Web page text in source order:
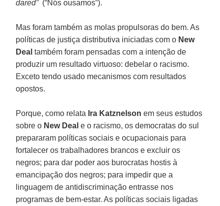
dared”(“Nós ousamos”).
Mas foram também as molas propulsoras do bem. As
políticas de justiça distributiva iniciadas com o New
Deal também foram pensadas com a intenção de
produzir um resultado virtuoso: debelar o racismo.
Exceto tendo usado mecanismos com resultados
opostos.
Porque, como relata Ira Katznelson em seus estudos
sobre o New Deal e o racismo, os democratas do sul
prepararam políticas sociais e ocupacionais para
fortalecer os trabalhadores brancos e excluir os
negros; para dar poder aos burocratas hostis à
emancipação dos negros; para impedir que a
linguagem de antidiscriminação entrasse nos
programas de bem-estar. As políticas sociais ligadas